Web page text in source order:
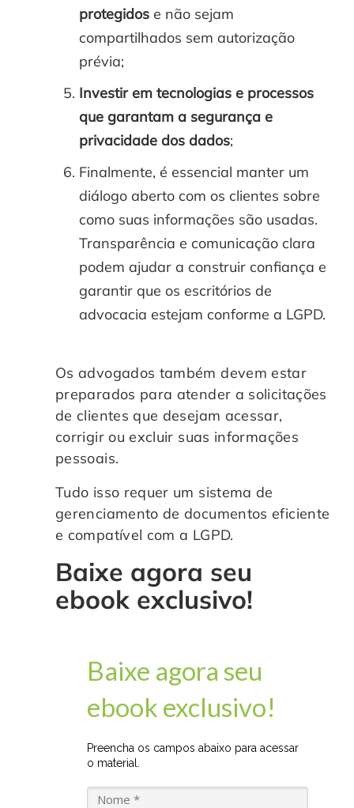
protegidos e não sejam
compartilhados sem autorização
prévia;
Investir em tecnologias e processos
que garantam a segurança e
privacidade dos dados;
Finalmente, é essencial manter um
diálogo aberto com os clientes sobre
como suas informações são usadas.
Transparência e comunicação clara
podem ajudar a construir confiança e
garantir que os escritórios de
advocacia estejam conforme a LGPD.
Os advogados também devem estar
preparados para atender a solicitações
de clientes que desejam acessar,
corrigir ou excluir suas informações
pessoais.
Tudo isso requer um sistema de
gerenciamento de documentos eficiente
e compatível com a LGPD.
Baixe agora seu
ebook exclusivo!
Baixe agora seu
ebook exclusivo!
Preencha os campos abaixo para acessar
o material.